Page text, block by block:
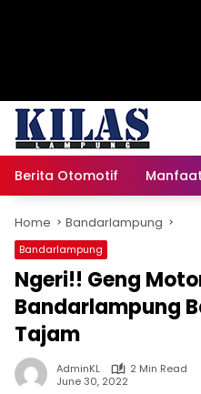
Berita Otomotif
Home Bandarlampung
Bandarlampung
Ngeri!! Geng
Bandarlampung
Tajam
AdminKL
2 Min Read
June 30, 2022